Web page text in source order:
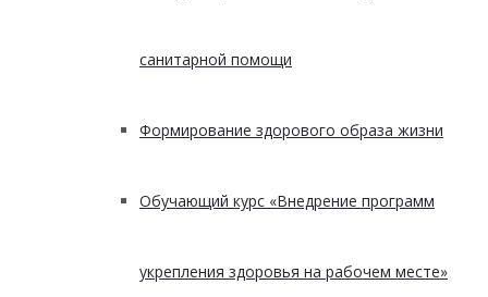
санитарной помощи
Формирование здорового образа жизни
Обучающий курс «Внедрение программ
укрепления здоровья на рабочем месте»